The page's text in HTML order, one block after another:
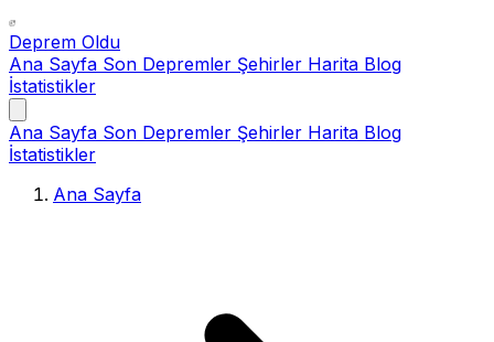
Deprem Oldu
Ana Sayfa Son Depremler Şehirler Harita Blog
İstatistikler
Ana Sayfa Son Depremler Şehirler Harita Blog
İstatistikler
Ana Sayfa